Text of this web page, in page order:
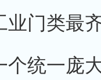
业门类最
一庞大